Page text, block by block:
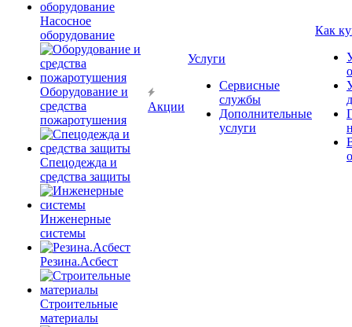
Насосное
оборудование
Оборудование и
средства
пожаротушения
Спецодежда и
средства защиты
Инженерные
системы
Резина.Асбест
Строительные
материалы
Акции
Услуги
Сервисные
службы
Дополнительные
услуги
Как